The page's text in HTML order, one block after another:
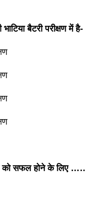
भाटिया बैटरी परीक्षण में है-
को सफल होने के लिए